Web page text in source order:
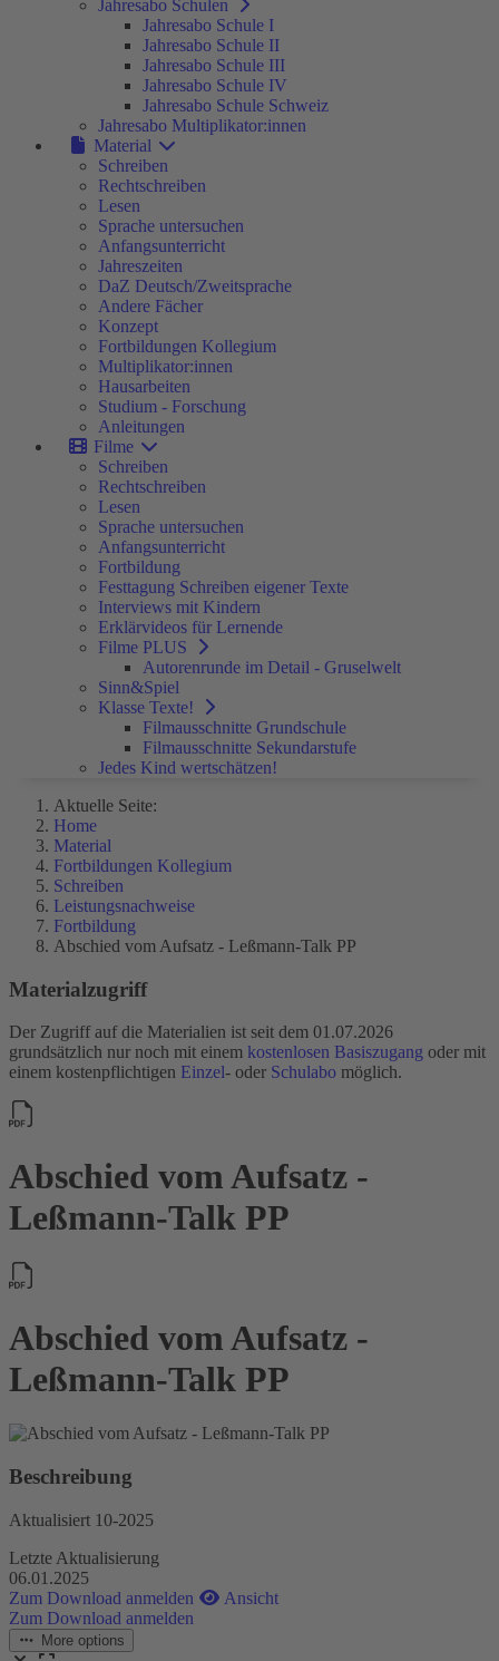
Jahresabo Schulen
Jahresabo Schule I
Jahresabo Schule II
Jahresabo Schule III
Jahresabo Schule IV
Jahresabo Schule Schweiz
Jahresabo Multiplikator:innen
Material
Schreiben
Rechtschreiben
Lesen
Sprache untersuchen
Anfangsunterricht
Jahreszeiten
DaZ Deutsch/Zweitsprache
Andere Fächer
Konzept
Fortbildungen Kollegium
Multiplikator:innen
Hausarbeiten
Studium - Forschung
Anleitungen
Filme
Schreiben
Rechtschreiben
Lesen
Sprache untersuchen
Anfangsunterricht
Fortbildung
Festtagung Schreiben eigener Texte
Interviews mit Kindern
Erklärvideos für Lernende
Filme PLUS
Autorenrunde im Detail - Gruselwelt
Sinn&Spiel
Klasse Texte!
Filmausschnitte Grundschule
Filmausschnitte Sekundarstufe
Jedes Kind wertschätzen!
Aktuelle Seite:
Home
Material
Fortbildungen Kollegium
Schreiben
Leistungsnachweise
Fortbildung
Abschied vom Aufsatz - Leßmann-Talk PP
Materialzugriff
Der Zugriff auf die Materialien ist seit dem 01.07.2026
grundsätzlich nur noch mit einem kostenlosen Basiszugang oder mit
einem kostenpflichtigen Einzel- oder Schulabo möglich.
Abschied vom Aufsatz -
Leßmann-Talk PP
Abschied vom Aufsatz -
Leßmann-Talk PP
Beschreibung
Aktualisiert 10-2025
Letzte Aktualisierung
06.01.2025
Zum Download anmelden
Ansicht
Zum Download anmelden
More options